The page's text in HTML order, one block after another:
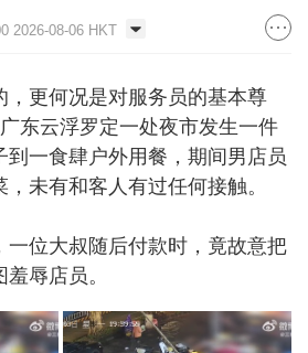
2026-08-06 HKT
，更何况是对服务员的基本尊
东云浮罗定一处夜市发生一件
到一食肆户外用餐，期间男店员
未有和客人有过任何接触。
一位大叔随后付款时，竟故意把
辱店员。